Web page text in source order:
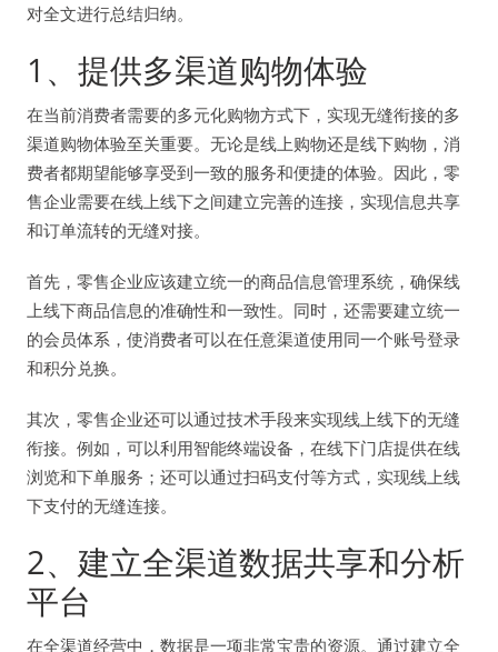
对全文进行总结归纳。
1、提供多渠道购物体验
在当前消费者需要的多元化购物方式下，实现无缝衔接的多
渠道购物体验至关重要。无论是线上购物还是线下购物，消
费者都期望能够享受到一致的服务和便捷的体验。因此，零
售企业需要在线上线下之间建立完善的连接，实现信息共享
和订单流转的无缝对接。
首先，零售企业应该建立统一的商品信息管理系统，确保线
上线下商品信息的准确性和一致性。同时，还需要建立统一
的会员体系，使消费者可以在任意渠道使用同一个账号登录
和积分兑换。
其次，零售企业还可以通过技术手段来实现线上线下的无缝
衔接。例如，可以利用智能终端设备，在线下门店提供在线
浏览和下单服务；还可以通过扫码支付等方式，实现线上线
下支付的无缝连接。
2、建立全渠道数据共享和分析
平台
在全渠道经营中，数据是一项非常宝贵的资源。通过建立全